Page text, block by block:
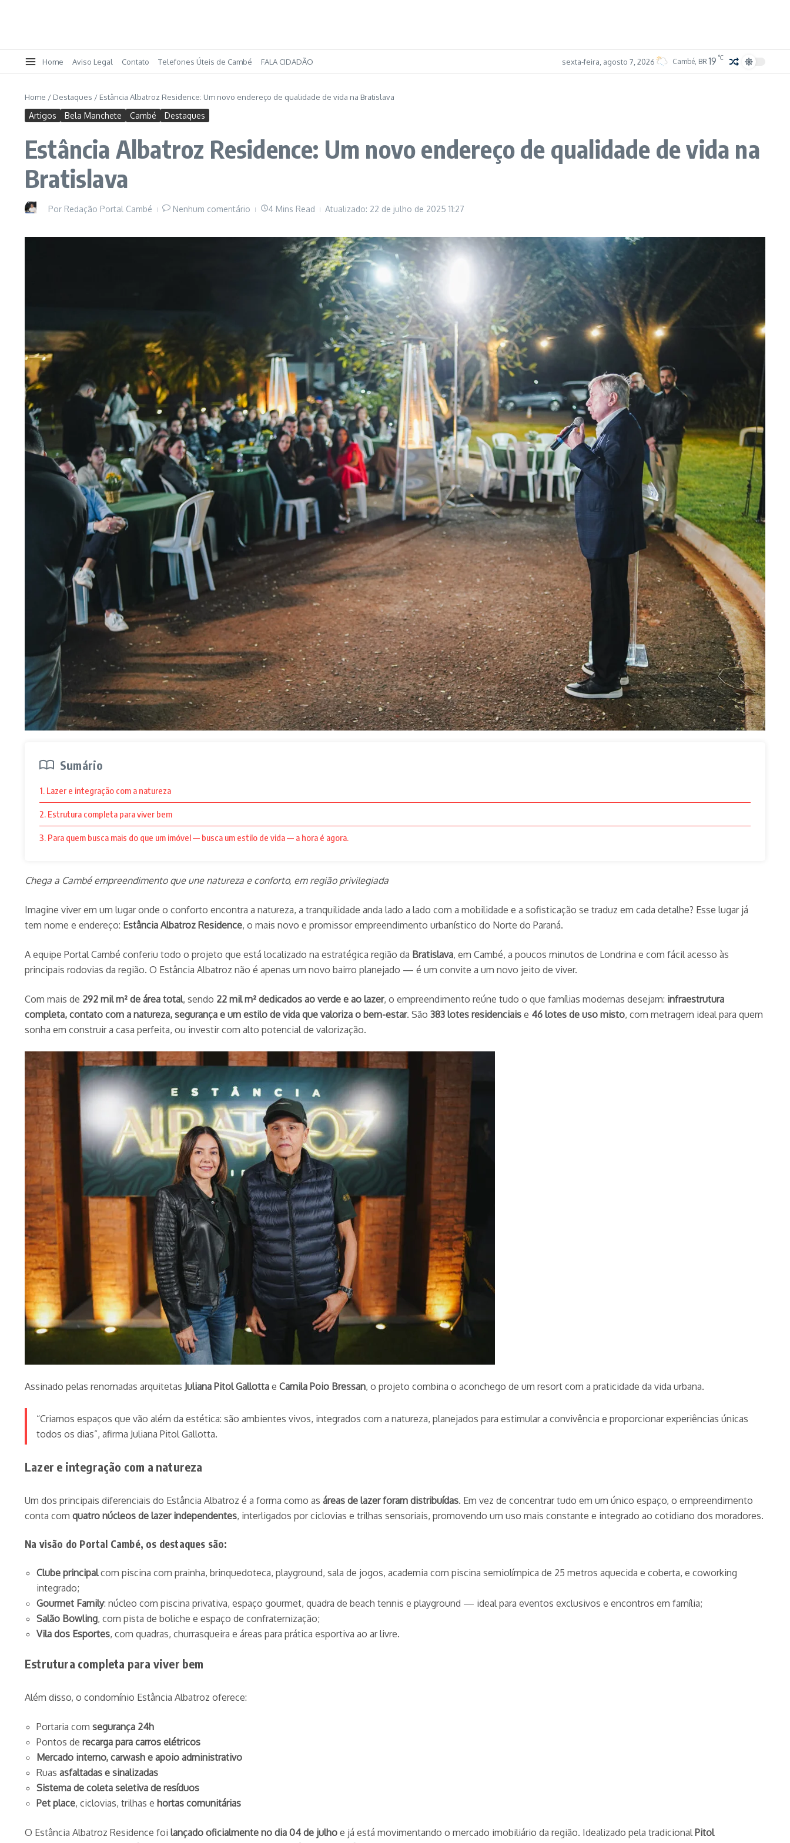
Home Aviso Legal Contato Telefones Úteis de Cambé FALA CIDADÃO sexta-feira, agosto 7, 2026 Cambé, BR 19 °C
Home / Destaques / Estância Albatroz Residence: Um novo endereço de qualidade de vida na Bratislava
Artigos Bela Manchete Cambé Destaques
Estância Albatroz Residence: Um novo endereço de qualidade de vida na
Bratislava
Por Redação Portal Cambé Nenhum comentário 4 Mins Read Atualizado: 22 de julho de 2025 11:27
Sumário
1. Lazer e integração com a natureza
2. Estrutura completa para viver bem
3. Para quem busca mais do que um imóvel — busca um estilo de vida — a hora é agora.
Chega a Cambé empreendimento que une natureza e conforto, em região privilegiada
Imagine viver em um lugar onde o conforto encontra a natureza, a tranquilidade anda lado a lado com a mobilidade e a sofisticação se traduz em cada detalhe? Esse lugar já
tem nome e endereço: Estância Albatroz Residence, o mais novo e promissor empreendimento urbanístico do Norte do Paraná.
A equipe Portal Cambé conferiu todo o projeto que está localizado na estratégica região da Bratislava, em Cambé, a poucos minutos de Londrina e com fácil acesso às
principais rodovias da região. O Estância Albatroz não é apenas um novo bairro planejado — é um convite a um novo jeito de viver.
Com mais de 292 mil m² de área total, sendo 22 mil m² dedicados ao verde e ao lazer, o empreendimento reúne tudo o que famílias modernas desejam: infraestrutura
completa, contato com a natureza, segurança e um estilo de vida que valoriza o bem-estar. São 383 lotes residenciais e 46 lotes de uso misto, com metragem ideal para quem
sonha em construir a casa perfeita, ou investir com alto potencial de valorização.
Assinado pelas renomadas arquitetas Juliana Pitol Gallotta e Camila Poio Bressan, o projeto combina o aconchego de um resort com a praticidade da vida urbana.
“Criamos espaços que vão além da estética: são ambientes vivos, integrados com a natureza, planejados para estimular a convivência e proporcionar experiências únicas
todos os dias”, afirma Juliana Pitol Gallotta.
Lazer e integração com a natureza
Um dos principais diferenciais do Estância Albatroz é a forma como as áreas de lazer foram distribuídas. Em vez de concentrar tudo em um único espaço, o empreendimento
conta com quatro núcleos de lazer independentes, interligados por ciclovias e trilhas sensoriais, promovendo um uso mais constante e integrado ao cotidiano dos moradores.
Na visão do Portal Cambé, os destaques são:
Clube principalcom piscina com prainha, brinquedoteca, playground, sala de jogos, academia com piscina semiolímpica de 25 metros aquecida e coberta, e coworking
integrado;
Gourmet Family: núcleo com piscina privativa, espaço gourmet, quadra de beach tennis e playground — ideal para eventos exclusivos e encontros em família;
Salão Bowling, com pista de boliche e espaço de confraternização;
Vila dos Esportes, com quadras, churrasqueira e áreas para prática esportiva ao ar livre.
Estrutura completa para viver bem
Além disso, o condomínio Estância Albatroz oferece:
Portaria com segurança 24h
Pontos de recarga para carros elétricos
Mercado interno, carwash e apoio administrativo
Ruas asfaltadas e sinalizadas
Sistema de coleta seletiva de resíduos
Pet place, ciclovias, trilhas e hortas comunitárias
O Estância Albatroz Residence foi lançado oficialmente no dia 04 de julho e já está movimentando o mercado imobiliário da região. Idealizado pela tradicional Pitol